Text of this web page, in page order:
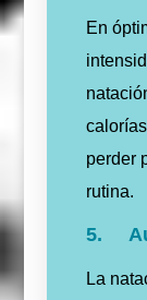
En
perder
rutina.
5.
La